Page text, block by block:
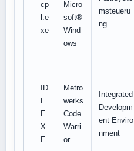
cp
l.e
xe
Micro
soft®
Wind
ows
msteueru
ng
ID
E.
E
X
E
Metro
werks
Code
Warri
or
Integrated
Developm
ent Enviro
nment